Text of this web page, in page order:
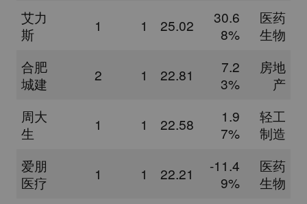
艾力
斯
1 1 25.02
30.6
8%
医药
生物
合肥
城建
2 1 22.81
7.2
3%
房地
产
周大
生
1 1 22.58
1.9
7%
轻工
制造
爱朋
医疗
1 1 22.21
-11.4
9%
医药
生物